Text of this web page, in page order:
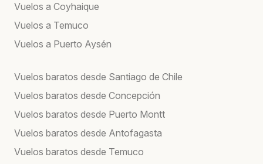
Vuelos a Coyhaique
Vuelos a Temuco
Vuelos a Puerto Aysén
Vuelos baratos desde Santiago de Chile
Vuelos baratos desde Concepción
Vuelos baratos desde Puerto Montt
Vuelos baratos desde Antofagasta
Vuelos baratos desde Temuco